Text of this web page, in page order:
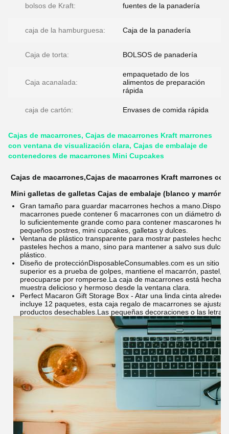
bolsos de Kraft: fuentes de la panadería
caja de la hamburguesa: Caja de la panadería
Caja de torta: BOLSOS de panadería
Caja acanalada:
empaquetado de los
alimentos de preparación
rápida
caja de cartón: Envases de comida rápida
Cajas de macarrones, Cajas de macarrones Kraft marrones
con ventana de visualización clara, Cajas de embalaje de
contenedores de macarrones Mini Cupcakes
Cajas de macarrones,Cajas de macarrones Kraft marrones
Mini galletas de galletas Cajas de embalaje (blanco y marrón)
Gran tamaño para guardar macarrones hechos a mano.
macarrones puede contener 6 macarrones con un diámetro
lo suficientemente grande como para contener mascarones
pequeños postres, mini cupcakes, galletas y dulces.
Ventana de plástico transparente para mostrar pasteles
pasteles hechos a mano, sino para mantener a salvo sus
plástico.
Diseño de protecciónDisposableConsumables.com es un sitio
superior es a prueba de golpes, mantiene el macarrón, pastel,
preocuparse por romperse.La caja de macarrones está hecha
muestra delicioso y hermoso desde la ventana clara.
Perfect Macaron Gift Storage Box - Atar una linda cinta
incluye 12 paquetes, esta caja regalo de macarrones se ajusta
productos desechables. Las pequeñas decoraciones o las